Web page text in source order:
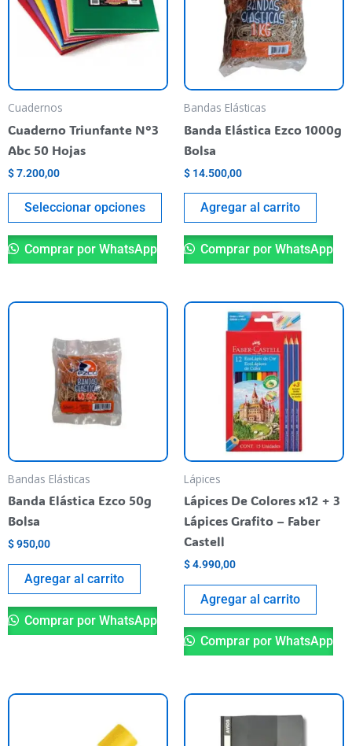
Cuadernos
Cuaderno Triunfante N°3
Abc 50 Hojas
$7.200,00
Seleccionar opciones
se
pueden
elegir
producto
Comprar por WhatsApp
Bandas Elásticas
Banda Elástica Ezco 1000g
Bolsa
$ 14.500,00
Agregar al carrito
Comprar por WhatsApp
Bandas Elásticas
Banda Elástica Ezco 50g
Bolsa
$950,00
Agregar al carrito
Comprar por WhatsApp
Lápices
Lápices De Colores x12 + 3
Lápices Grafito – Faber
Castell
$4.990,00
Agregar al carrito
Comprar por WhatsApp